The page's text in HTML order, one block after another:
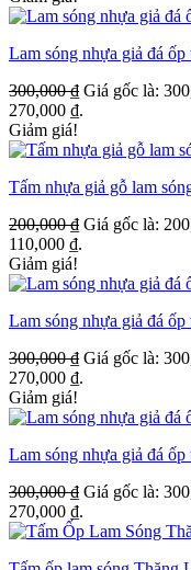
Lam sóng nhựa giả đá
300,000₫ Giá gốc là:
270,000 ₫.
Giảm giá!
Tấm nhựa giả gỗ lam
200,000₫ Giá gốc là:
110,000 ₫.
Giảm giá!
Lam sóng nhựa giả đá
300,000₫ Giá gốc là:
270,000 ₫.
Giảm giá!
Lam sóng nhựa giả đá
300,000₫ Giá gốc là:
270,000 ₫.